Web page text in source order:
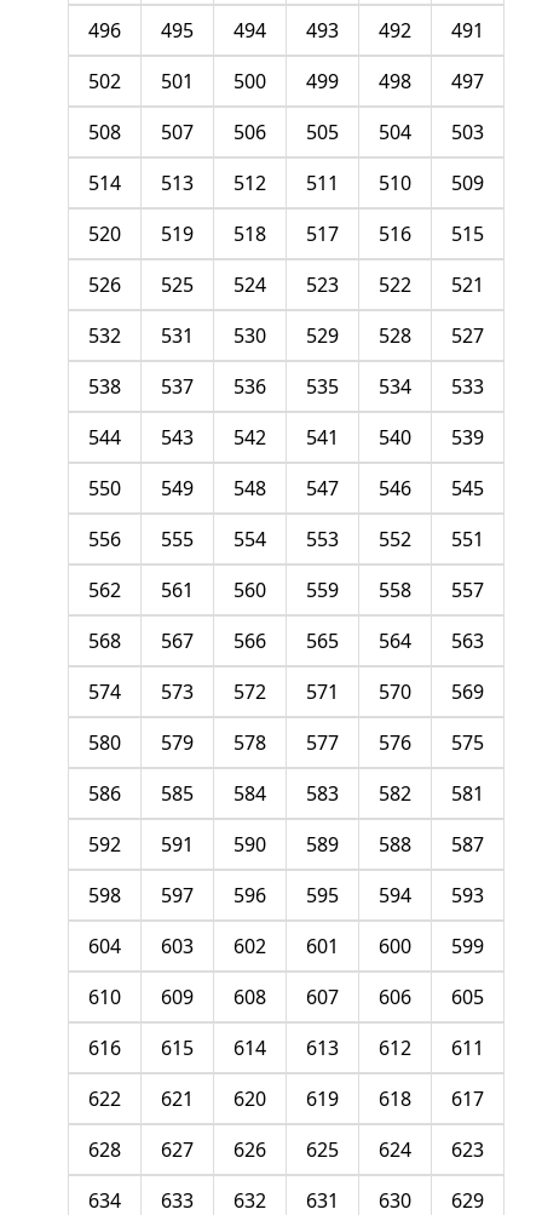
491
492
493
494
495
496
497
498
499
500
501
502
503
504
505
506
507
508
509
510
511
512
513
514
515
516
517
518
519
520
521
522
523
524
525
526
527
528
529
530
531
532
533
534
535
536
537
538
539
540
541
542
543
544
545
546
547
548
549
550
551
552
553
554
555
556
557
558
559
560
561
562
563
564
565
566
567
568
569
570
571
572
573
574
575
576
577
578
579
580
581
582
583
584
585
586
587
588
589
590
591
592
593
594
595
596
597
598
599
600
601
602
603
604
605
606
607
608
609
610
611
612
613
614
615
616
617
618
619
620
621
622
623
624
625
626
627
628
629
630
631
632
633
634